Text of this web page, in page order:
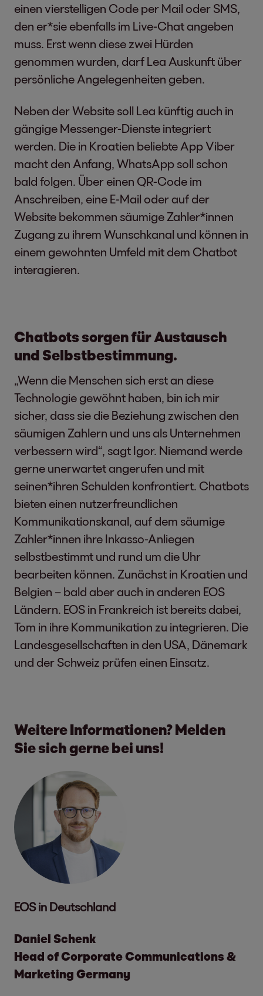
einen vierstelligen Code per Mail oder SMS,
den er*sie ebenfalls im Live-Chat angeben
muss. Erst wenn diese zwei Hürden
genommen wurden, darf Lea Auskunft über
persönliche Angelegenheiten geben.
Neben der Website soll Lea künftig auch in
gängige Messenger-Dienste integriert
werden. Die in Kroatien beliebte App Viber
macht den Anfang, WhatsApp soll schon
bald folgen. Über einen QR-Code im
Anschreiben, eine E-Mail oder auf der
Website bekommen säumige Zahler*innen
Zugang zu ihrem Wunschkanal und können in
einem gewohnten Umfeld mit dem Chatbot
interagieren.
Chatbots sorgen für Austausch
und Selbstbestimmung.
„Wenn die Menschen sich erst an diese
Technologie gewöhnt haben, bin ich mir
sicher, dass sie die Beziehung zwischen den
säumigen Zahlern und uns als Unternehmen
verbessern wird“, sagt Igor. Niemand werde
gerne unerwartet angerufen und mit
seinen*ihren Schulden konfrontiert. Chatbots
bieten einen nutzerfreundlichen
Kommunikationskanal, auf dem säumige
Zahler*innen ihre Inkasso-Anliegen
selbstbestimmt und rund um die Uhr
bearbeiten können. Zunächst in Kroatien und
Belgien – bald aber auch in anderen EOS
Ländern. EOS in Frankreich ist bereits dabei,
Tom in ihre Kommunikation zu integrieren. Die
Landesgesellschaften in den USA, Dänemark
und der Schweiz prüfen einen Einsatz.
Weitere Informationen? Melden
Sie sich gerne bei uns!
EOS in Deutschland
Daniel Schenk
Head of Corporate Communications &
Marketing Germany